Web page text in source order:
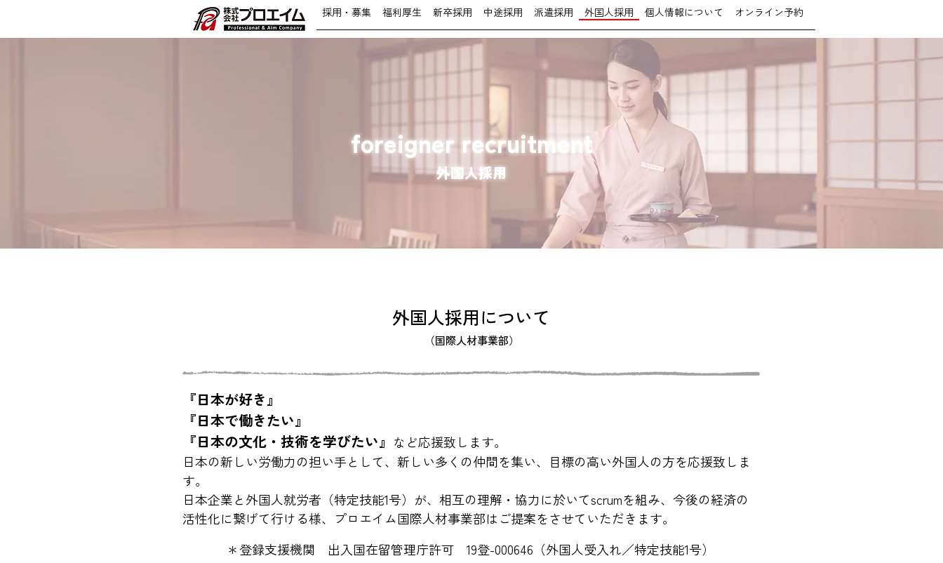
採用・募集 福利厚生 新卒採用 中途採用 派遣採用 外国人採用 個人情報について オンライン予約
foreigner recruitment
外国人採用
外国人採用について
（国際人材事業部）
『日本が好き』
『日本で働きたい』
『日本の文化・技術を学びたい』 など応援致します。
​日本の新しい労働力の担い手として、新しい多くの仲間を集い、目標の高い外国人の方を応援致しま
す。
日本企業と外国人就労者（特定技能1号）が、相互の理解・協力に於いてscrumを組み、今後の経済の
活性化に繋げて行ける様、プロエイム国際人材事業部はご提案をさせていただきます。
＊登録支援機関 出入国在留管理庁許可19登-000646（外国人受入れ／特定技能1号）